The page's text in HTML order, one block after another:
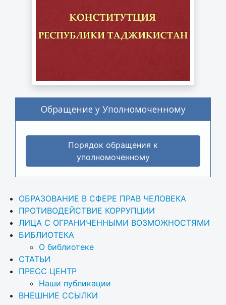
Обращение у Уполномоченному
Порядок обращения к
уполномоченному
ОБРАЗОВАНИЕ В СФЕРЕ ПРАВ ЧЕЛОВЕКА
ПРОТИВОДЕЙСТВИЕ КОРРУПЦИИ
ЛИЦА С ОГРАНИЧЕННЫМИ ВОЗМОЖНОСТЯМИ
БИБЛИОТЕКА
О библиотеке
СТАТЬИ
ПРЕСС ЦЕНТР
Наши публикации
ВНЕШНИЕ ССЫЛКИ